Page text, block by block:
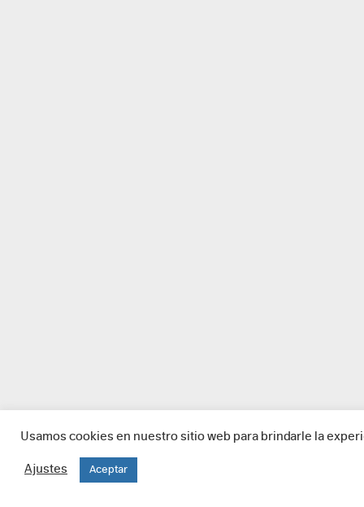
Usamos cookies en nuestro sitio web para brindarle la
Ajustes Aceptar